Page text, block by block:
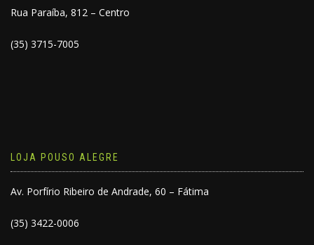
Rua Paraíba, 812 – Centro
(35) 3715-7005
LOJA POUSO ALEGRE
Av. Porfírio Ribeiro de Andrade, 60 – Fátima
(35) 3422-0006